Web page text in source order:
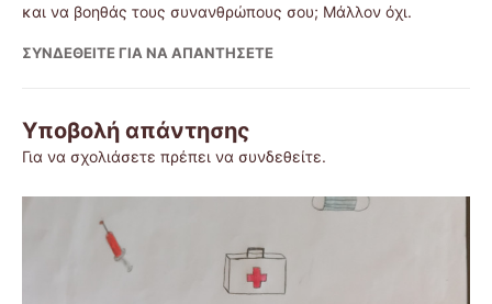
και να βοηθάς τους συνανθρώπους σου; Μάλλον όχι.
ΣΥΝΔΕΘΕΊΤΕ ΓΙΑ ΝΑ ΑΠΑΝΤΉΣΕΤΕ
Υποβολή απάντησης
Για να σχολιάσετε πρέπει να συνδεθείτε.